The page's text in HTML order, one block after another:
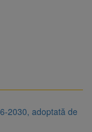
2030, adoptată de